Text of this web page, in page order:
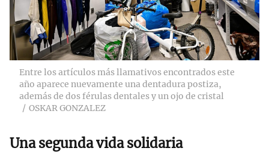
Entre los artículos más llamativos encontrados este
año aparece nuevamente una dentadura postiza,
además de dos férulas dentales y un ojo de cristal
OSKAR GONZALEZ
Una segunda vida solidaria